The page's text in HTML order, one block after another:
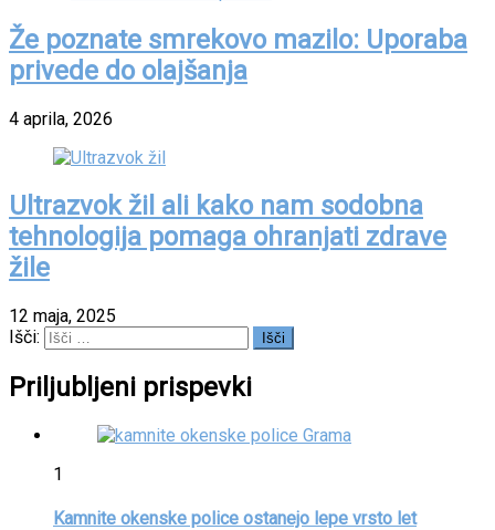
Že poznate smrekovo mazilo: Uporaba
privede do olajšanja
4 aprila, 2026
Ultrazvok žil ali kako nam sodobna
tehnologija pomaga ohranjati zdrave
žile
12 maja, 2025
Išči:
Priljubljeni prispevki
1
Kamnite okenske police ostanejo lepe vrsto let